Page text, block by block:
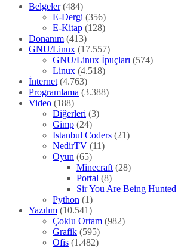
Belgeler(484)
E-Dergi (356)
E-Kitap (128)
Donanım (413)
GNU/Linux (17.557)
GNU/Linux İpuçları (574)
Linux (4.518)
İnternet (4.763)
Programlama (3.388)
Video (188)
Diğerleri (3)
Gimp (24)
Istanbul Coders (21)
NedirTV (11)
Oyun (65)
Minecraft (28)
Portal (8)
Sir You Are Being Hunted
Python (1)
Yazılım (10.541)
Çoklu Ortam (982)
Grafik (595)
Ofis (1.482)